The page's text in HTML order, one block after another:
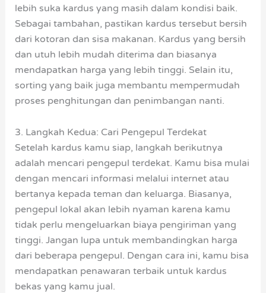
lebih suka kardus yang masih dalam kondisi baik.
Sebagai tambahan, pastikan kardus tersebut bersih
dari kotoran dan sisa makanan. Kardus yang bersih
dan utuh lebih mudah diterima dan biasanya
mendapatkan harga yang lebih tinggi. Selain itu,
sorting yang baik juga membantu mempermudah
proses penghitungan dan penimbangan nanti.
3. Langkah Kedua: Cari Pengepul Terdekat
Setelah kardus kamu siap, langkah berikutnya
adalah mencari pengepul terdekat. Kamu bisa mulai
dengan mencari informasi melalui internet atau
bertanya kepada teman dan keluarga. Biasanya,
pengepul lokal akan lebih nyaman karena kamu
tidak perlu mengeluarkan biaya pengiriman yang
tinggi. Jangan lupa untuk membandingkan harga
dari beberapa pengepul. Dengan cara ini, kamu bisa
mendapatkan penawaran terbaik untuk kardus
bekas yang kamu jual.